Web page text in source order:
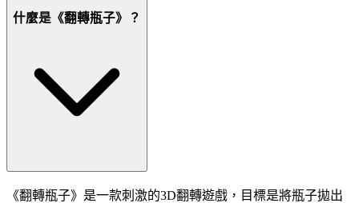
什麼是《翻轉瓶子》？
《翻轉瓶子》是一款刺激的3D翻轉遊戲，目標是將瓶子拋出